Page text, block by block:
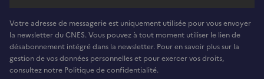
Votre adresse de messagerie est uniquement utilisée pour vous envoyer
la newsletter du CNES. Vous pouvez à tout moment utiliser le lien de
désabonnement intégré dans la newsletter. Pour en savoir plus sur la
gestion de vos données personnelles et pour exercer vos droits,
consultez notre Politique de confidentialité.